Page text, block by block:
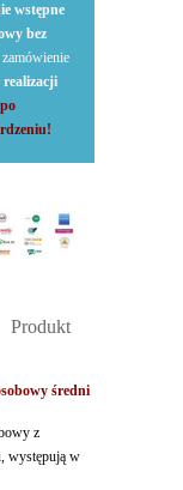
wstępne
bez
zamówienie
realizacji
po
Produkt
średni
z
występują w